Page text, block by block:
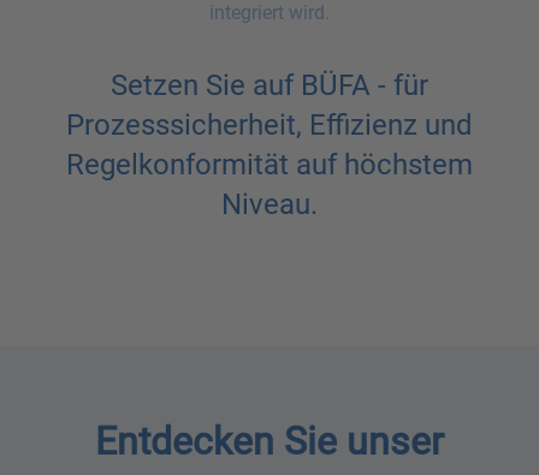
integriert wird.
Setzen Sie auf BÜFA - für
Prozesssicherheit, Effizienz und
Regelkonformität auf höchstem
Niveau.
Entdecken Sie unser